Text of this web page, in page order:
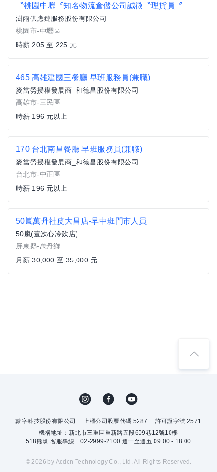
〝桃園中壢〞知名物流倉儲公司誠徵〝理貨員〞
澍雨供應鏈服務股份有限公司
桃園市-中壢區
時薪 205 至 225 元
465 高雄建國三餐廳 早班服務員(兼職)
麥當勞授權發展商_和德昌股份有限公司
高雄市-三民區
時薪 196 元以上
170 台北南昌餐廳 早班服務員(兼職)
麥當勞授權發展商_和德昌股份有限公司
台北市-中正區
時薪 196 元以上
50嵐萬丹社皮大昌店-早中班門市人員
50嵐(壹次心冷飲店)
屏東縣-萬丹鄉
月薪 30,000 至 35,000 元
數字科技股份有限公司 上櫃公司股票代碼 5287
許可證字號 2571
機構地址：新北市三重區重新路五段609巷12號10樓
518熊班 客服專線：02-2999-2100 週一至週五 09:00 - 18:00
© 2026 by Addcn Technology Co., Ltd. All Rights Reserved.